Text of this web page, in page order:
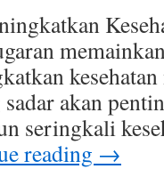
akan
seringkali
reading →